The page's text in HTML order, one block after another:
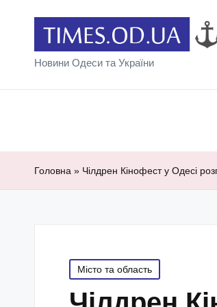
Новини Одеси та України
Головна » Чілдрен Кінофест у Одесі
Posted
in
Місто та область